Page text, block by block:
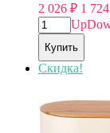
2 026 ₽ 1 724
Up
Купить
Скидка!